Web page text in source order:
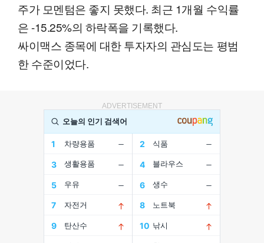
주가 모멘텀은 좋지 못했다. 최근 1개월 수익률
은 -15.25%의 하락폭을 기록했다.
싸이맥스 종목에 대한 투자자의 관심도는 평범
한 수준이었다.
ADVERTISEMENT